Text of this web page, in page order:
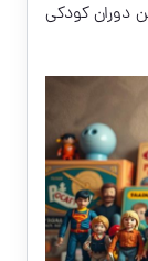
دوران کودکی